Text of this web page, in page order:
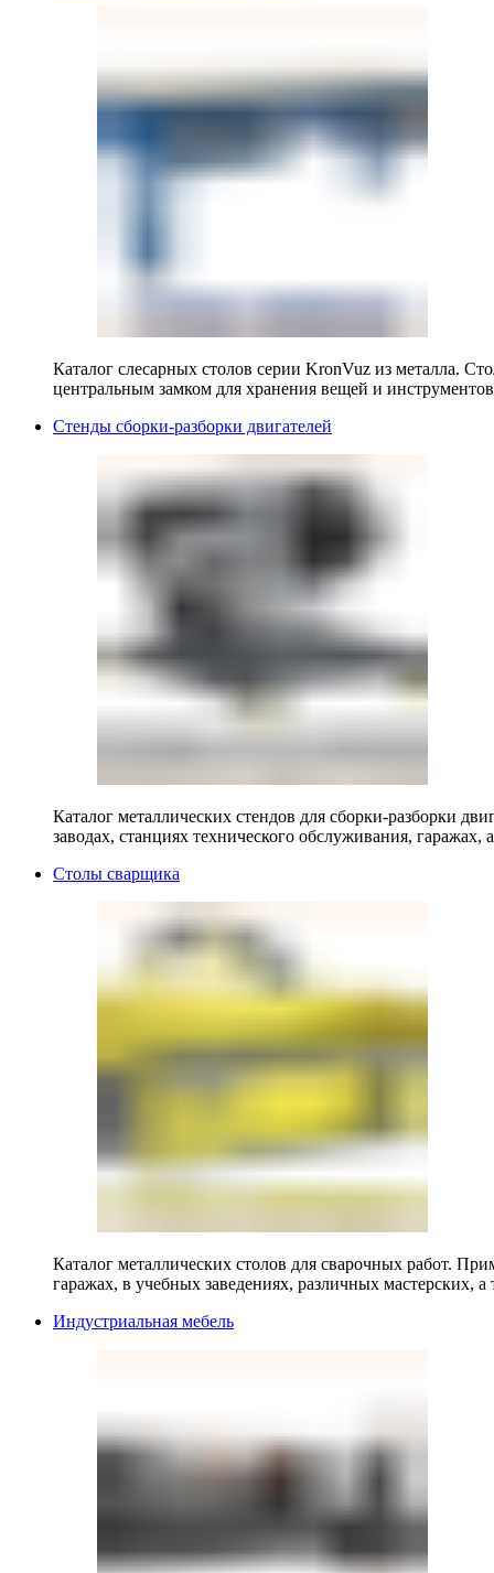
Каталог слесарных столов серии KronVuz из металла.
центральным замком для хранения вещей и
Стенды сборки-разборки двигателей
Каталог металлических стендов для сборки-разборки
заводах, станциях технического обслуживания, гаражах,
Столы сварщика
Каталог металлических столов для сварочных работ.
гаражах, в учебных заведениях, различных мастерских, а
Индустриальная мебель